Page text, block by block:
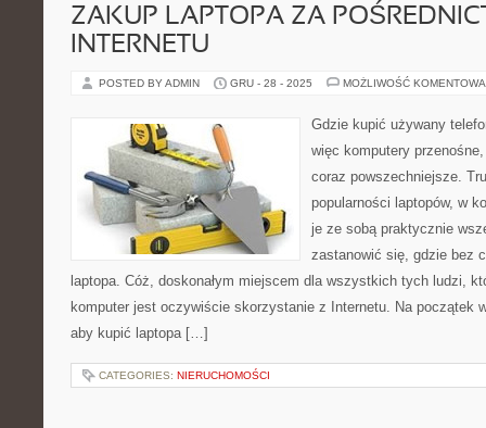
ZAKUP LAPTOPA ZA
INTERNETU
POSTED BY ADMIN GRU - 28 - 2025 MOŻLIWOŚĆ
Gdzie kupić używany
więc komputery
coraz powszechniejsze.
popularności laptopów, w
je ze sobą praktycznie
zastanowić się, gdzie bez
laptopa. Cóż, doskonałym miejscem dla wszystkich tych ludzi,
komputer jest oczywiście skorzystanie z Internetu. Na początek
aby kupić laptopa […]
CATEGORIES: NIERUCHOMOŚCI